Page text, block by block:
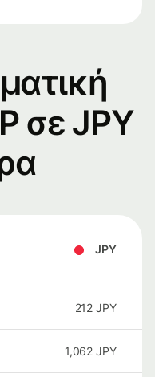
σε JPY
JPY
212 JPY
1,062 JPY